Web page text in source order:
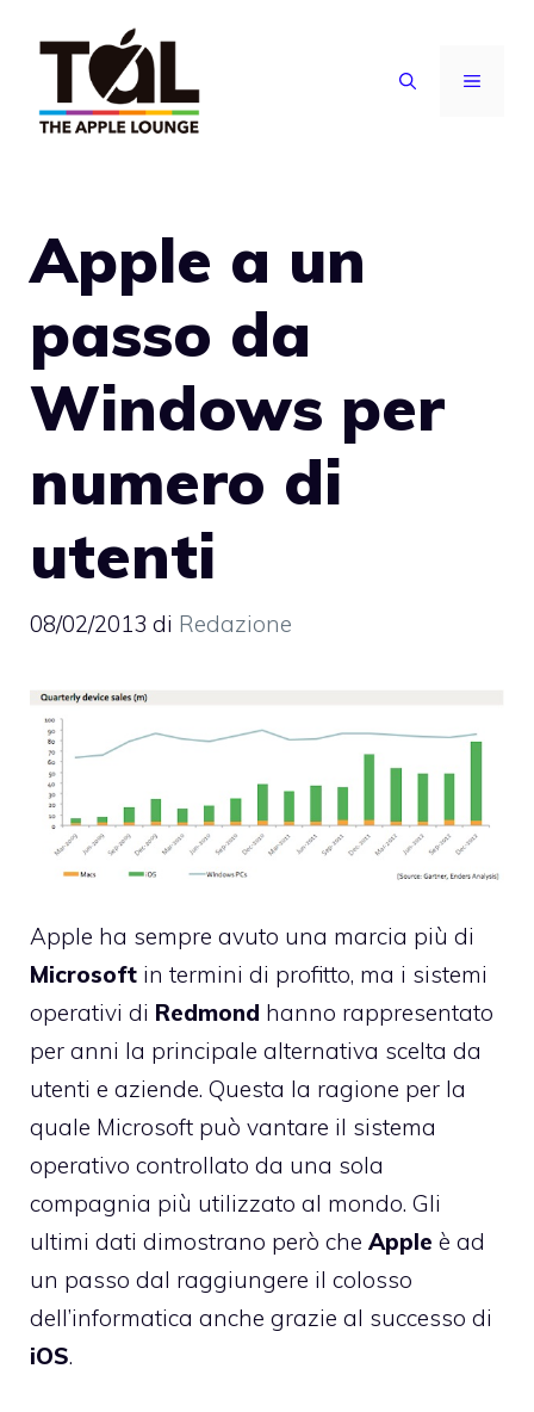
contenuto
MENU
Apple a un
passo da
Windows per
numero di
utenti
08/02/2013 di Redazione
Apple ha sempre avuto una marcia più di
Microsoft in termini di profitto, ma i sistemi
operativi di Redmond hanno rappresentato
per anni la principale alternativa scelta da
utenti e aziende. Questa la ragione per la
quale Microsoft può vantare il sistema
operativo controllato da una sola
compagnia più utilizzato al mondo. Gli
ultimi dati dimostrano però che Apple è ad
un passo dal raggiungere il colosso
dell’informatica anche grazie al successo di
iOS.